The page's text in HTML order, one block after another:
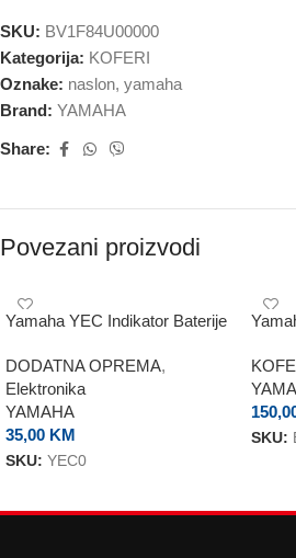
SKU: BV1F84U00000
Kategorija: KOFERI
Oznake: naslon, yamaha
Brand: YAMAHA
Share:
Povezani proizvodi
Yamaha YEC Indikator Baterije
DODATNA OPREMA,
Elektronika
YAMAHA
35,00 KM
SKU: YEC0
SKU: